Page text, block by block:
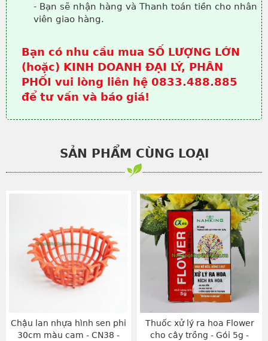
- Bạn sẽ nhận hàng và Thanh toán tiền cho nhân
viên giao hàng.
Bạn có nhu cầu mua SỐ LƯỢNG LỚN
(hoặc) KINH DOANH ĐẠI LÝ, PHÂN
PHỐI vui lòng liên hệ 0833.488.885
để tư vấn và báo giá!
SẢN PHẨM CÙNG LOẠI
Chậu lan nhựa hình sen phi
30cm màu cam - CN38 -
Thuốc xử lý ra hoa Flower
cho cây trồng - Gói 5g -